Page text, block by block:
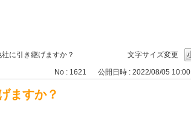
文字サイズ変更
に引き継げますか？
No : 1621 公開日時 : 2022/08/05 10:00
ますか？